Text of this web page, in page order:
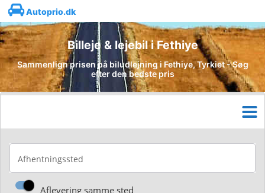
Autoprio.dk
Billeje & lejebil i Fethiye
Sammenlign prisen på biludlejning i Fethiye, Tyrkiet - Søg
efter den bedste pris
Afhentningssted
Aflevering samme sted